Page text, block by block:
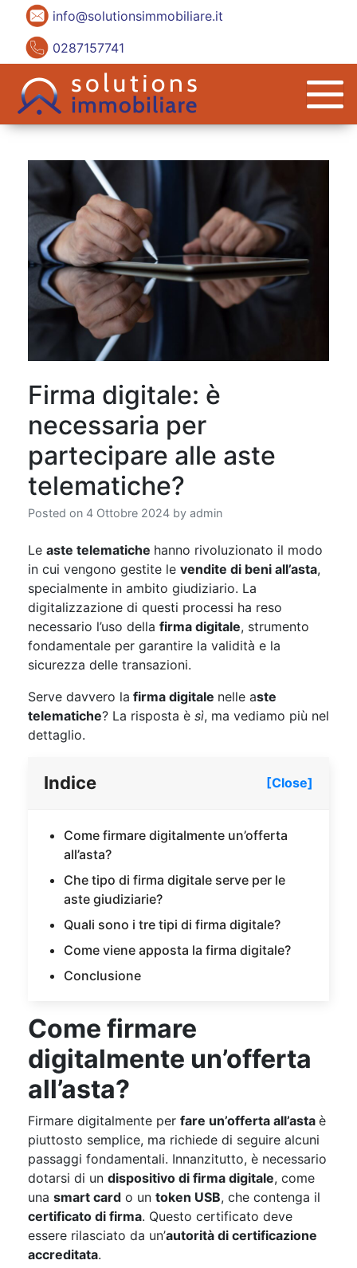
info@solutionsimmobiliare.it
0287157741
Firma digitale: è
necessaria per
partecipare alle aste
telematiche?
Posted on 4 Ottobre 2024 by admin
Le aste telematiche hanno rivoluzionato il modo
in cui vengono gestite le vendite di beni all’asta,
specialmente in ambito giudiziario. La
digitalizzazione di questi processi ha reso
necessario l’uso della firma digitale, strumento
fondamentale per garantire la validità e la
sicurezza delle transazioni.
Serve davvero la firma digitale nelle aste
telematiche? La risposta è sì, ma vediamo più nel
dettaglio.
Indice [Close]
Come firmare digitalmente un’offerta
all’asta?
Che tipo di firma digitale serve per le
aste giudiziarie?
Quali sono i tre tipi di firma digitale?
Come viene apposta la firma digitale?
Conclusione
Come firmare
digitalmente un’offerta
all’asta?
Firmare digitalmente per fare un’offerta all’asta è
piuttosto semplice, ma richiede di seguire alcuni
passaggi fondamentali. Innanzitutto, è necessario
dotarsi di un dispositivo di firma digitale, come
una smart card o un token USB, che contenga il
certificato di firma. Questo certificato deve
essere rilasciato da un’autorità di certificazione
accreditata.